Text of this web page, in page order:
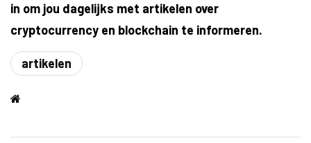
in om jou dagelijks met artikelen over
cryptocurrency en blockchain te informeren.
artikelen